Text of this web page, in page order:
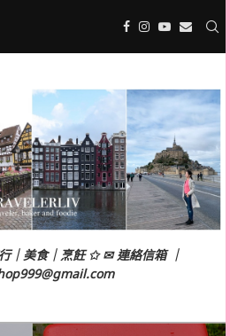
｜美食｜烹飪 ✩ ✉ 連絡信箱 ｜